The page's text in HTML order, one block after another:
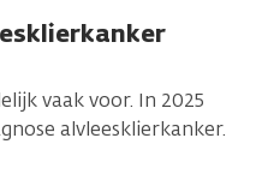
vaak voor. In 2025
alvleesklierkanker.